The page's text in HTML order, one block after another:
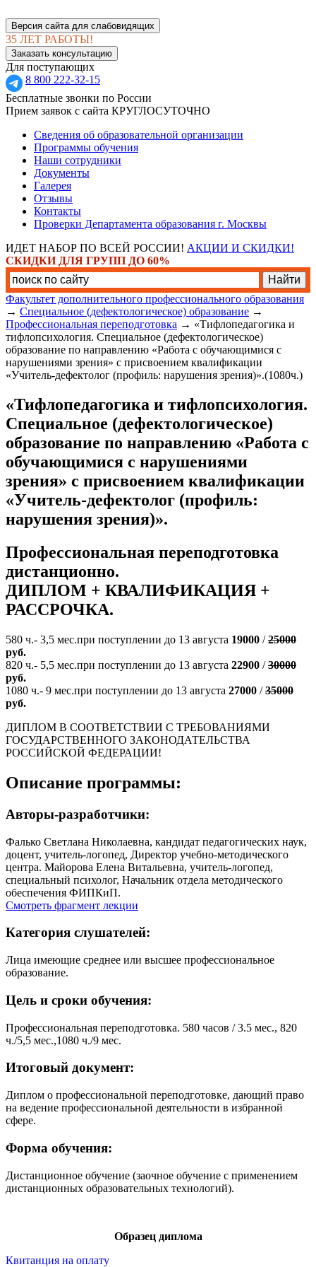
Версия сайта для слабовидящих
35 ЛЕТ РАБОТЫ!
Заказать консультацию
Для поступающих
8 800 222-32-15
Бесплатные звонки по России
Прием заявок с сайта КРУГЛОСУТОЧНО
Сведения об образовательной организации
Программы обучения
Наши сотрудники
Документы
Галерея
Отзывы
Контакты
Проверки Департамента образования г. Москвы
ИДЕТ НАБОР ПО ВСЕЙ РОССИИ! АКЦИИ И СКИДКИ!
СКИДКИ ДЛЯ ГРУПП ДО 60%
Факультет дополнительного профессионального образования
→ Специальное (дефектологическое) образование →
Профессиональная переподготовка → «Тифлопедагогика и
тифлопсихология. Специальное (дефектологическое)
образование по направлению «Работа с обучающимися с
нарушениями зрения» с присвоением квалификации
«Учитель-дефектолог (профиль: нарушения зрения)».(1080ч.)
«Тифлопедагогика и тифлопсихология.
Специальное (дефектологическое)
образование по направлению «Работа с
обучающимися с нарушениями
зрения» с присвоением квалификации
«Учитель-дефектолог (профиль:
нарушения зрения)».
Профессиональная переподготовка
дистанционно.
ДИПЛОМ + КВАЛИФИКАЦИЯ +
РАССРОЧКА.
580 ч.- 3,5 мес.при поступлении до 13 августа 19000 /25000
руб.
820 ч.- 5,5 мес.при поступлении до 13 августа 22900 /30000
руб.
1080 ч.- 9 мес.при поступлении до 13 августа 27000 /35000
руб.
ДИПЛОМ В СООТВЕТСТВИИ С ТРЕБОВАНИЯМИ
ГОСУДАРСТВЕННОГО ЗАКОНОДАТЕЛЬСТВА
РОССИЙСКОЙ ФЕДЕРАЦИИ!
Описание программы:
Авторы-разработчики:
Фалько Светлана Николаевна, кандидат педагогических наук,
доцент, учитель-логопед, Директор учебно-методического
центра. Майорова Елена Витальевна, учитель-логопед,
специальный психолог, Начальник отдела методического
обеспечения ФИПКиП.
Смотреть фрагмент лекции
Категория слушателей:
Лица имеющие среднее или высшее профессиональное
образование.
Цель и сроки обучения:
Профессиональная переподготовка. 580 часов / 3.5 мес., 820
ч./5,5 мес.,1080 ч./9 мес.
Итоговый документ:
Диплом о профессиональной переподготовке, дающий право
на ведение профессиональной деятельности в избранной
сфере.
Форма обучения:
Дистанционное обучение (заочное обучение с применением
дистанционных образовательных технологий).
Образец диплома
Квитанция на оплату